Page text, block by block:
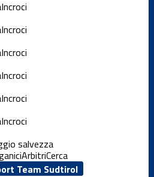
Incroci
Incroci
Incroci
Incroci
Incroci
Incroci
salvezza
ArbitriCerca
Team Sudtirol